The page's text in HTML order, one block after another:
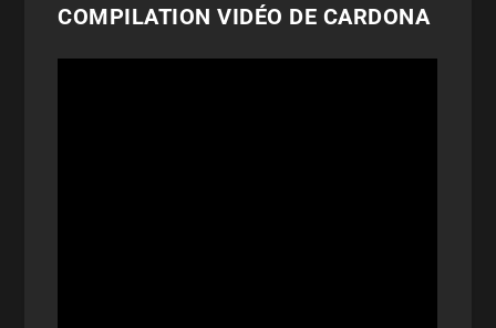
COMPILATION VIDÉO DE CARDONA